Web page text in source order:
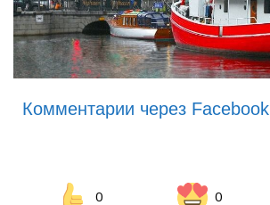
Комментарии через Facebook
0 0